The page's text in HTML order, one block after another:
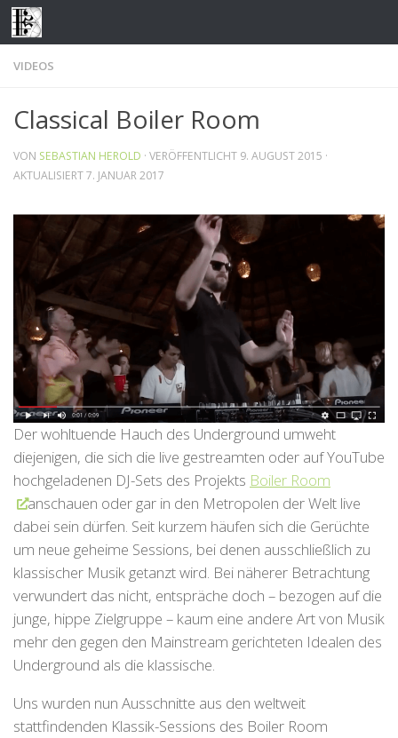
Zum Inhalt springen
VIDEOS
Classical Boiler Room
VON SEBASTIAN HEROLD · VERÖFFENTLICHT 9. AUGUST 2015 ·
AKTUALISIERT7. JANUAR 2017
Der wohltuende Hauch des Underground umweht
diejenigen, die sich die live gestreamten oder auf YouTube
hochgeladenen DJ-Sets des Projekts Boiler Room
anschauen oder gar in den Metropolen der Welt live
dabei sein dürfen. Seit kurzem häufen sich die Gerüchte
um neue geheime Sessions, bei denen ausschließlich zu
klassischer Musik getanzt wird. Bei näherer Betrachtung
verwundert das nicht, entspräche doch – bezogen auf die
junge, hippe Zielgruppe – kaum eine andere Art von Musik
mehr den gegen den Mainstream gerichteten Idealen des
Underground als die klassische.
Uns wurden nun Ausschnitte aus den weltweit
stattfindenden Klassik-Sessions des Boiler Room